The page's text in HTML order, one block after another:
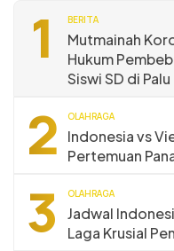
1 BERITA
Mutmainah
Hukum
Siswi SD di Palu
2 OLAHRAGA
Indonesia vs
Pertemuan
3 OLAHRAGA
Jadwal
Laga Krusial